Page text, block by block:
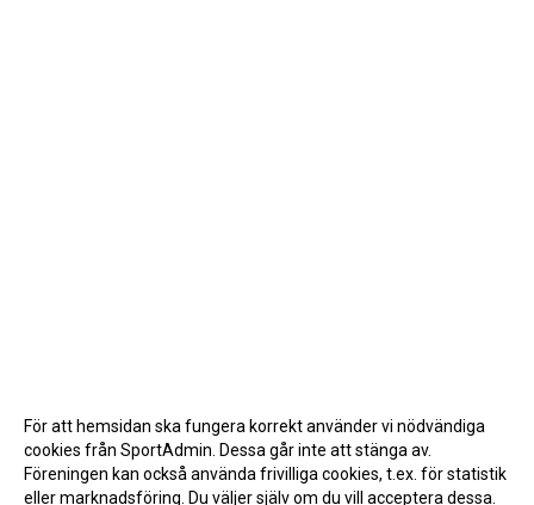
För att hemsidan ska fungera korrekt använder vi nödvändiga
cookies från SportAdmin. Dessa går inte att stänga av.
Föreningen kan också använda frivilliga cookies, t.ex. för statistik
eller marknadsföring. Du väljer själv om du vill acceptera dessa.